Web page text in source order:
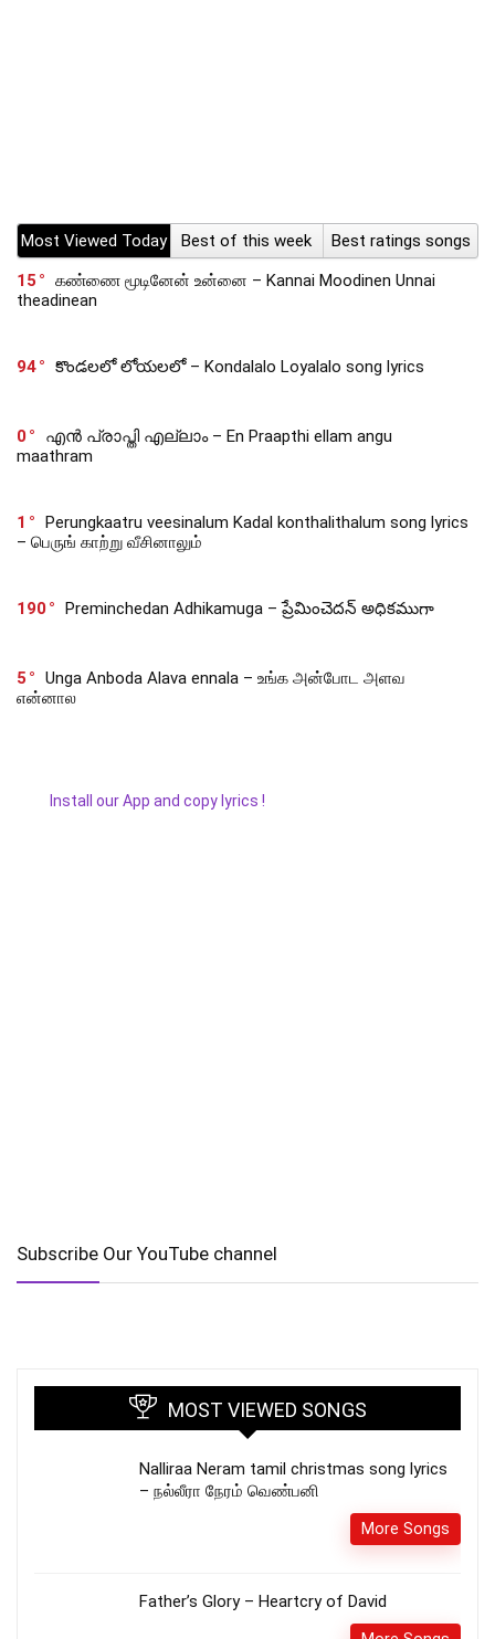
Most Viewed Today Best of this week
Best ratings songs
15
கண்ணை மூடினேன் உன்னை – Kannai Moodinen Unnai
theadinean
94 కొండలలో లోయలలో – Kondalalo Loyalalo song lyrics
0
എൻ പ്രാപ്തി എല്ലാം – En Praapthi ellam angu
maathram
1
Perungkaatru veesinalum Kadal konthalithalum song lyrics
– பெருங் காற்று வீசினாலும்
190 Preminchedan Adhikamuga – ప్రేమించెదన్ అధికముగా
5
Unga Anboda Alava ennala – உங்க அன்போட அளவ
என்னால
Install our App and copy lyrics !
Subscribe Our YouTube channel
MOST VIEWED SONGS
Nalliraa Neram tamil christmas song lyrics
– நல்லீரா நேரம் வெண்பனி
More Songs
Father’s Glory – Heartcry of David